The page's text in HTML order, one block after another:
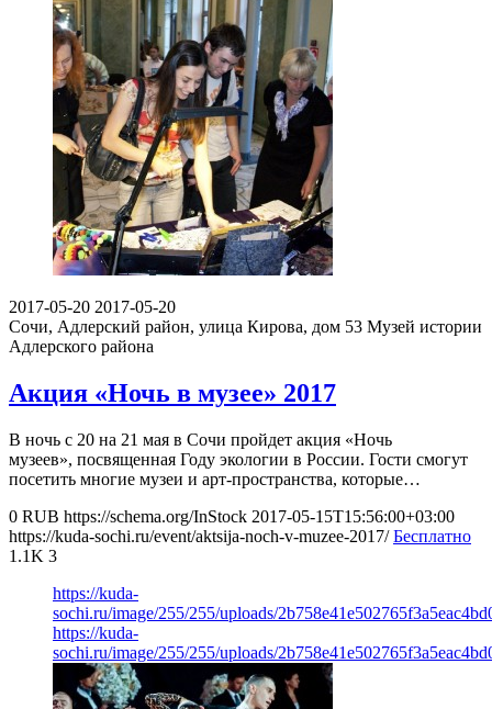
2017-05-20 2017-05-20
Сочи, Адлерский район, улица Кирова, дом 53 Музей истории
Адлерского района
Акция «Ночь в музее» 2017
В ночь с 20 на 21 мая в Сочи пройдет акция «Ночь
музеев», посвященная Году экологии в России. Гости смогут
посетить многие музеи и арт-пространства, которые…
0 RUB https://schema.org/InStock 2017-05-15T15:56:00+03:00
https://kuda-sochi.ru/event/aktsija-noch-v-muzee-2017/ Бесплатно
1.1K 3
https://kuda-
sochi.ru/image/255/255/uploads/
https://kuda-
sochi.ru/image/255/255/uploads/